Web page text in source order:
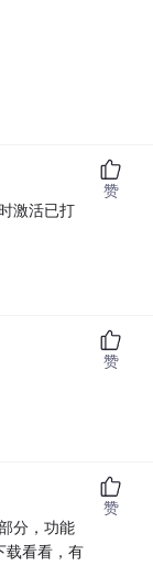
激活已打
赞
赞
分，功能
载看看，有
赞